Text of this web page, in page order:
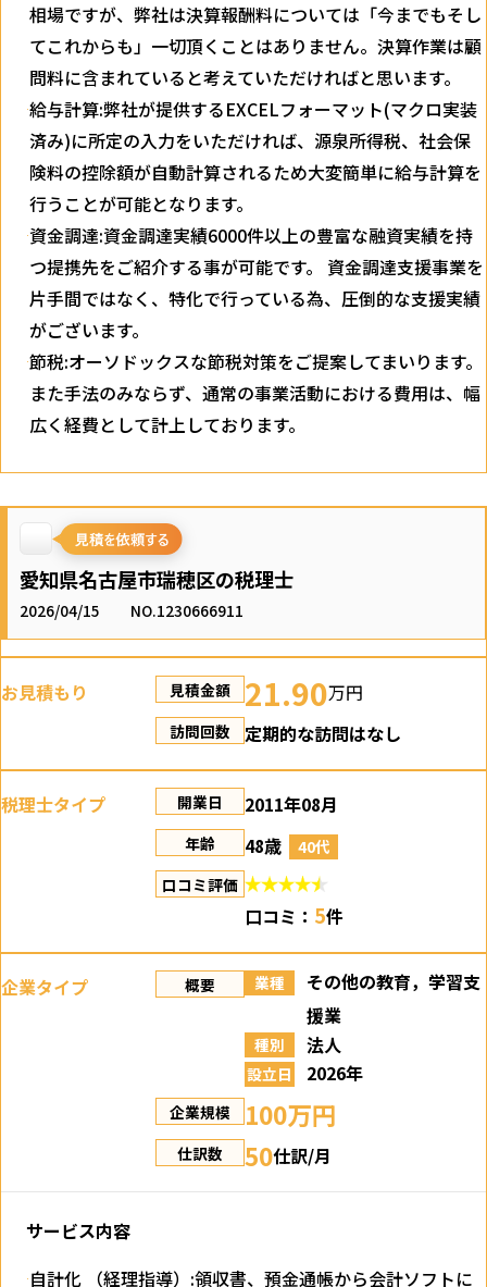
相場ですが、弊社は決算報酬料については「今までもそし
てこれからも」一切頂くことはありません。決算作業は顧
問料に含まれていると考えていただければと思います。
給与計算:弊社が提供するEXCELフォーマット(マクロ実装
済み)に所定の入力をいただければ、源泉所得税、社会保
険料の控除額が自動計算されるため大変簡単に給与計算を
行うことが可能となります。
資金調達:資金調達実績6000件以上の豊富な融資実績を持
つ提携先をご紹介する事が可能です。 資金調達支援事業を
片手間ではなく、特化で行っている為、圧倒的な支援実績
がございます。
節税:オーソドックスな節税対策をご提案してまいります。
また手法のみならず、通常の事業活動における費用は、幅
広く経費として計上しております。
愛知県名古屋市瑞穂区の税理士
2026/04/15 NO.1230666911
お見積もり 見積金額 21.90万円
訪問回数 定期的な訪問はなし
税理士タイプ 開業日 2011年08月
年齢 48歳
40代
口コミ評価
口コミ： 5件
企業タイプ 概要 業種
その他の教育，学習支
援業
種別 法人
設立日 2026年
企業規模 100万円
仕訳数 50仕訳/月
サービス内容
自計化 （経理指導）:領収書、預金通帳から会計ソフトに